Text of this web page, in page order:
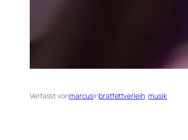
Verfasst vonmarcusinbratfettverleih, musik